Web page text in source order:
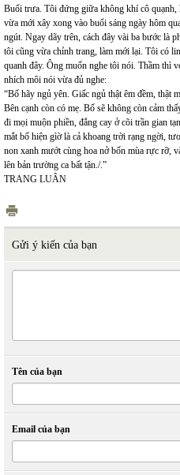
Buổi trưa. Tôi đứng giữa không khí cô quạnh,
vừa mới xây xong vào buổi sáng ngày hôm
ngút. Ngay dãy trên, cách đây vài ba bước là
tôi cũng vừa chỉnh trang, làm mới lại. Tôi có
quanh đây. Ông muốn nghe tôi nói. Thầm thì
nhích môi nói vừa đủ nghe:
“Bố hãy ngủ yên. Giấc ngủ thật êm đềm, thật
Bên cạnh còn có mẹ. Bố sẽ không còn cảm
đi mọi muộn phiền, đắng cay ở cõi trần gian
mắt bố hiện gìờ là cả khoang trời rạng ngời,
non xanh mướt cùng hoa nở bốn mùa rực rỡ,
lên bản trường ca bất tận./.”
TRANG LUÂN
Gửi ý kiến của bạn
Tên của bạn
Email của bạn